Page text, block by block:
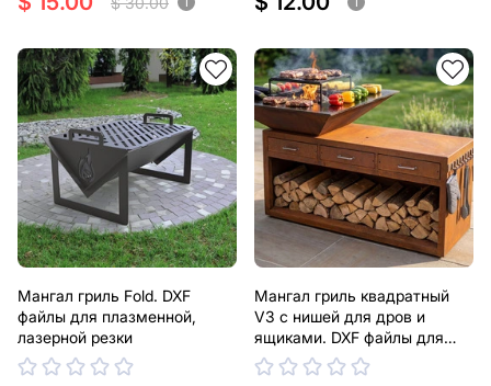
Мангал гриль Fold. DXF
файлы для плазменной,
лазерной резки
Мангал гриль квадратный
V3 с нишей для дров и
ящиками. DXF файлы для
плазменной, лазерной резки